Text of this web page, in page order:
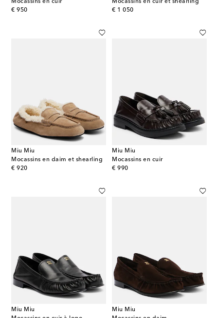
Mocassins en cuir
€ 950
original price
Mocassins en cuir et shearling
€ 1 050
original price
Miu Miu
Mocassins en daim et shearling
€ 920
original price
Miu Miu
Mocassins en cuir
€ 990
original price
Miu Miu
Miu Miu